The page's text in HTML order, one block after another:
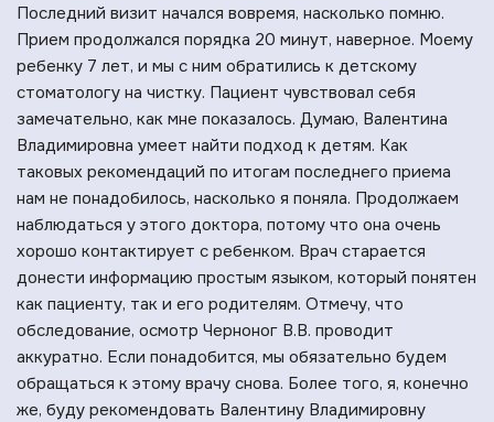
Последний визит начался вовремя, насколько помню.
Прием продолжался порядка 20 минут, наверное. Моему
ребенку 7 лет, и мы с ним обратились к детскому
стоматологу на чистку. Пациент чувствовал себя
замечательно, как мне показалось. Думаю, Валентина
Владимировна умеет найти подход к детям. Как
таковых рекомендаций по итогам последнего приема
нам не понадобилось, насколько я поняла. Продолжаем
наблюдаться у этого доктора, потому что она очень
хорошо контактирует с ребенком. Врач старается
донести информацию простым языком, который понятен
как пациенту, так и его родителям. Отмечу, что
обследование, осмотр Черноног В.В. проводит
аккуратно. Если понадобится, мы обязательно будем
обращаться к этому врачу снова. Более того, я, конечно
же, буду рекомендовать Валентину Владимировну